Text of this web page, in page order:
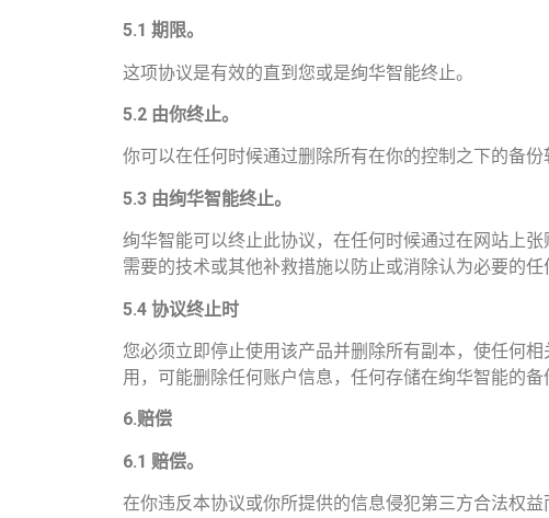
5.1 期限。
这项协议是有效的直到您或是绚华智能终止。
5.2 由你终止。
你可以在任何时候通过删除所有在你的控制之下的备份
5.3 由绚华智能终止。
绚华智能可以终止此协议，在任何时候通过在网站上
需要的技术或其他补救措施以防止或消除认为必要的
5.4 协议终止时
您必须立即停止使用该产品并删除所有副本，使任何
用，可能删除任何账户信息，任何存储在绚华智能的
6.赔偿
6.1 赔偿。
在你违反本协议或你所提供的信息侵犯第三方合法权